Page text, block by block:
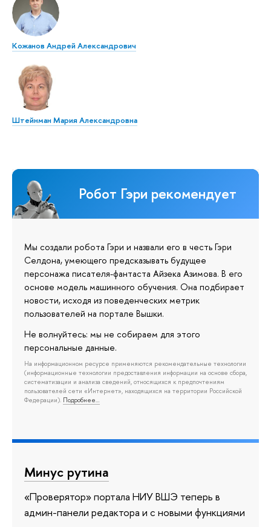
Кожанов Андрей Александрович
Штейнман Мария Александровна
Робот Гэри рекомендует
Мы создали робота Гэри и назвали его в честь Гэри
Селдона, умеющего предсказывать будущее
персонажа писателя-фантаста Айзека Азимова. В его
основе модель машинного обучения. Она подбирает
новости, исходя из поведенческих метрик
пользователей на портале Вышки.
Не волнуйтесь: мы не собираем для этого
персональные данные.
На информационном ресурсе применяются рекомендательные технологии
(информационные технологии предоставления информации на основе сбора,
систематизации и анализа сведений, относящихся к предпочтениям
пользователей сети «Интернет», находящихся на территории Российской
Федерации). Подробнее…
Минус рутина
«Проверятор» портала НИУ ВШЭ теперь в
админ-панели редактора и с новыми функциями